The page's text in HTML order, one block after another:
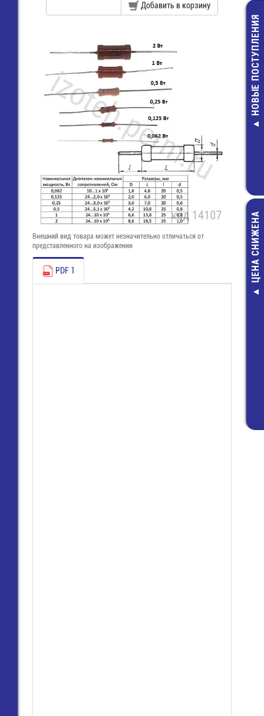
RQD-
Вентилятор
12В
НОВЫЕ ПОСТУПЛЕНИЯ
ЦЕНА СНИЖЕНА
Добавить в корзину
Внешний вид товара может незначительно отличаться от
представленного на изображении
PDF 1